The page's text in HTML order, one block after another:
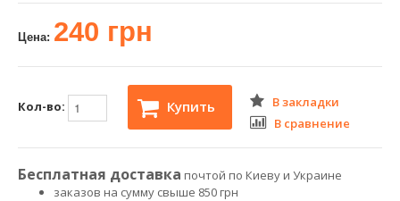
Цена: 240 грн
Кол-во: Купить
В закладки
В сравнение
Бесплатная доставка почтой по Киеву и Украине
заказов на сумму свыше 850 грн